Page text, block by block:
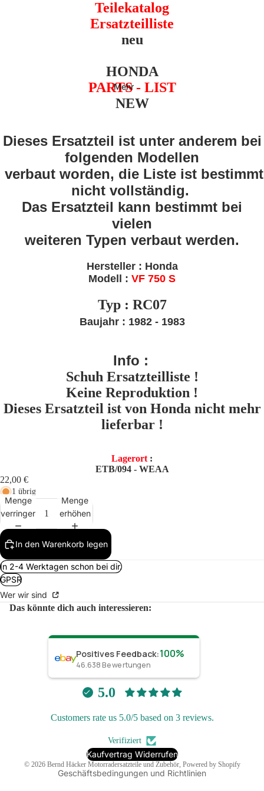
Mehr
Teilekatalog
Ersatzteilliste
neu
HONDA
PARTS - LIST
NEW
Dieses Ersatzteil ist unter anderem bei
folgenden Modellen
verbaut worden, die Liste ist bestimmt
nicht vollständig.
Das Ersatzteil kann bestimmt bei
vielen
weiteren Typen verbaut werden.
Hersteller : Honda
Modell : VF 750 S
Typ : RC07
Baujahr : 1982 - 1983
Info :
Schuh Ersatzteilliste !
Keine Reproduktion !
Dieses Ersatzteil ist von Honda nicht mehr
lieferbar !
Lagerort :
ETB/094 - WEAA
22,00 €
1 übrig
Menge
verringern
Menge
erhöhen
In den Warenkorb legen
In 2-4 Werktagen schon bei dir.
GPSR
Wer wir sind
Das könnte dich auch interessieren:
Positives Feedback:100%
46.638Bewertungen
5.0
Customers rate us 5.0/5 based on 3 reviews.
Verifiziert
Kaufvertrag Widerrufen
© 2026 Bernd Häcker Motorradersatzteile und Zubehör, Powered by Shopify
Geschäftsbedingungen und Richtlinien